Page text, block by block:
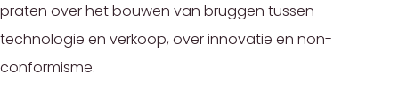
praten over het bouwen van bruggen tussen
technologie en verkoop, over innovatie en non-
conformisme.